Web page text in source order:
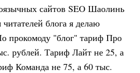
сайтов SEO Шаолинь
блога я делаю
прокомоду "блог" тариф Про
рублей. Тариф Лайт не 25, а
Команда не 75, а 60 тыс.